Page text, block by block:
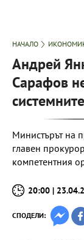
НАЧАЛО
Андрей
Сарафов
Министърът на
главен
компетентния
20:00 |
СПОДЕЛИ: